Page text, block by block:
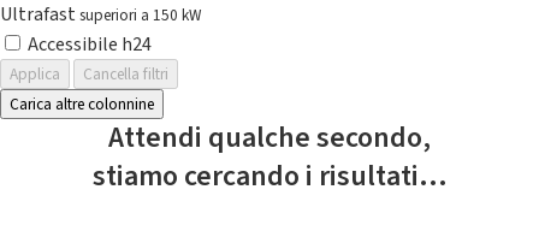
Ultrafast superiori a 150 kW
Accessibile h24
Applica
Cancella filtri
Carica altre colonnine
Attendi qualche secondo,
stiamo cercando i risultati...